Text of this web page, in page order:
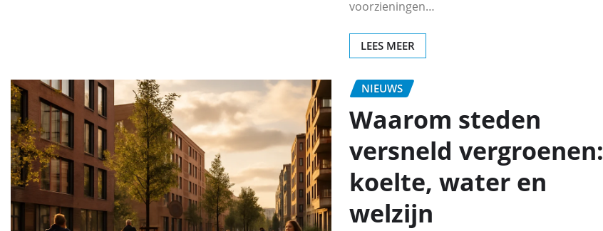
voorzieningen…
LEES MEER
NIEUWS
Waarom steden
versneld vergroenen:
koelte, water en
welzijn